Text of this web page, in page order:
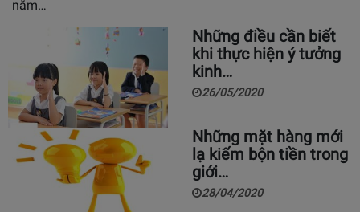
năm…
Những điều cần biết
khi thực hiện ý tưởng
kinh…
26/05/2020
Những mặt hàng mới
lạ kiếm bộn tiền trong
giới…
28/04/2020